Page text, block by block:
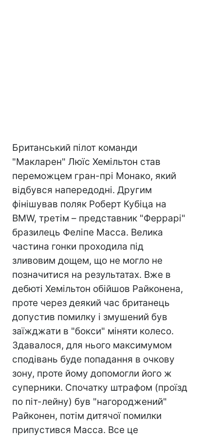
Британський пілот команди
"Макларен" Люїс Хемільтон став
переможцем гран-прі Монако, який
відбувся напередодні. Другим
фінішував поляк Роберт Кубіца на
BMW, третім – представник "Феррарі"
бразилець Феліпе Масcа. Велика
частина гонки проходила під
зливовим дощем, що не могло не
позначитися на результатах. Вже в
дебюті Хемільтон обійшов Райконена,
проте через деякий час британець
допустив помилку і змушений був
заїжджати в "бокси" міняти колесо.
Здавалося, для нього максимумом
сподівань буде попадання в очкову
зону, проте йому допомогли його ж
суперники. Спочатку штрафом (проїзд
по піт-лейну) був "нагороджений"
Райконен, потім дитячої помилки
припустився Масса. Все це